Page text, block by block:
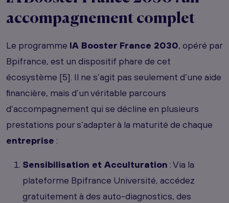
accompagnement complet
Le programme IA Booster France 2030, opéré par
Bpifrance, est un dispositif phare de cet
écosystème [5]. Il ne s’agit pas seulement d’une aide
financière, mais d’un véritable parcours
d’accompagnement qui se décline en plusieurs
prestations pour s’adapter à la maturité de chaque
entreprise :
Sensibilisation et Acculturation : Via la
plateforme Bpifrance Université, accédez
gratuitement à des auto-diagnostics, des